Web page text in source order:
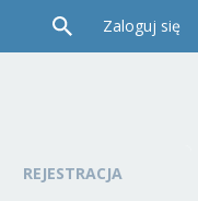
Zaloguj się
REJESTRACJA